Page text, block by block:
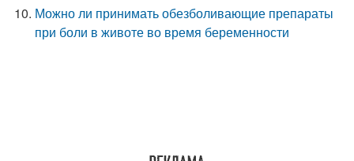
Можно ли принимать обезболивающие препараты
при боли в животе во время беременности